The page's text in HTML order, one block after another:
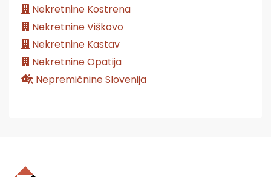
Nekretnine Kostrena
Nekretnine Viškovo
Nekretnine Kastav
Nekretnine Opatija
Nepremičnine Slovenija